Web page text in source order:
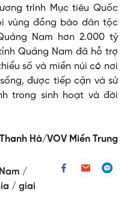
trình Mục tiêu Quốc
vùng đồng bào dân tộc
Nam hơn 2.000 tỷ
Quảng Nam đã hỗ trợ
số và miền núi có nơi
được tiếp cận và sử
trong sinh hoạt và đời
Thanh Hà/VOV Miền Trung
giai